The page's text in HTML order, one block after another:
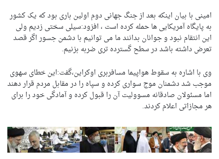
امینی با بیان اینکه بعد از جنگ جهانی دوم اولین باری بود که یک کشور
به پایگاه آمریکایی ها حمله کرده است ، افزود:سیلی سختی زدیم ولی
این انتقام نبود و جوانان بدانند ما می توانیم با دشمن جسور اگر قصد
تعرض داشته باشد در سطح گسترده تری ضربه بزنیم.
وی با اشاره به سقوط هواپیما مسافربری اوکراین،گفت:این خطای سهوی
موجب شد دشمنان موج سواری کرده و سپاه را در مقابل مردم قرار دهند
اما مسئولان صادقانه مسوولیت آن را قبول کرده و آمادگی خود را برای
هر مجازاتی اعلام کردند.